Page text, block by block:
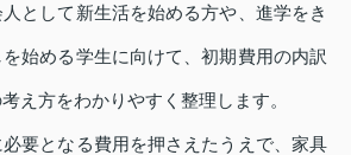
として新生活を始める方や、進学をき
始める学生に向けて、初期費用の内訳
え方をわかりやすく整理します。
要となる費用を押さえたうえで、家具